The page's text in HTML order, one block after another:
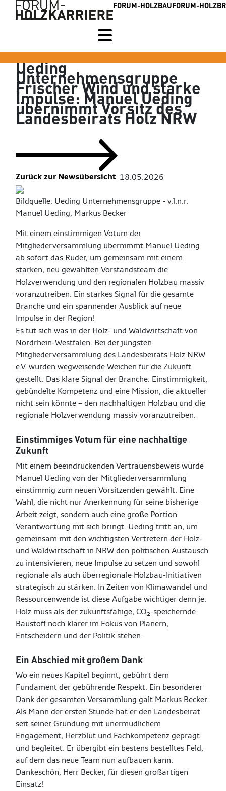
FORUM-HOLZBAUFORUM-
Ueding
Unternehmensgruppe
Frischer Wind und starke
Impulse: Manuel Ueding
übernimmt Vorsitz des
Landesbeirats Holz NRW
Zurück zur Newsübersicht 18.05.2026
Bildquelle: Ueding Unternehmensgruppe - v.l.n.r.
Manuel Ueding, Markus Becker
Mit einem einstimmigen Votum der
Mitgliederversammlung übernimmt Manuel Ueding
ab sofort das Ruder, um gemeinsam mit einem
starken, neu gewählten Vorstandsteam die
Holzverwendung und den regionalen Holzbau massiv
voranzutreiben. Ein starkes Signal für die gesamte
Branche und ein spannender Ausblick auf neue
Impulse in der Region!
Es tut sich was in der Holz- und Waldwirtschaft von
Nordrhein-Westfalen. Bei der jüngsten
Mitgliederversammlung des Landesbeirats Holz NRW
e.V. wurden wegweisende Weichen für die Zukunft
gestellt. Das klare Signal der Branche: Einstimmigkeit,
gebündelte Kompetenz und eine Mission, die aktueller
nicht sein könnte – den nachhaltigen Holzbau und die
regionale Holzverwendung massiv voranzutreiben.
Einstimmiges Votum für eine nachhaltige
Zukunft
Mit einem beeindruckenden Vertrauensbeweis wurde
Manuel Ueding von der Mitgliederversammlung
einstimmig zum neuen Vorsitzenden gewählt. Eine
Wahl, die nicht nur Anerkennung für seine bisherige
Arbeit zeigt, sondern auch eine große Portion
Verantwortung mit sich bringt. Ueding tritt an, um
gemeinsam mit den wichtigsten Vertretern der Holz-
und Waldwirtschaft in NRW den politischen Austausch
zu intensivieren, neue Impulse zu setzen und sowohl
regionale als auch überregionale Holzbau-Initiativen
strategisch zu stärken. In Zeiten von Klimawandel und
Ressourcenwende ist diese Aufgabe wichtiger denn je:
Holz muss als der zukunftsfähige, CO₂-speichernde
Baustoff noch klarer im Fokus von Planern,
Entscheidern und der Politik stehen.
Ein Abschied mit großem Dank
Wo ein neues Kapitel beginnt, gebührt dem
Fundament der gebührende Respekt. Ein besonderer
Dank der gesamten Versammlung galt Markus Becker.
Als Mann der ersten Stunde hat er den Landesbeirat
seit seiner Gründung mit unermüdlichem
Engagement, Herzblut und Fachkompetenz geprägt
und begleitet. Er übergibt ein bestens bestelltes Feld,
auf dem das neue Team nun aufbauen kann.
Dankeschön, Herr Becker, für diesen großartigen
Einsatz!